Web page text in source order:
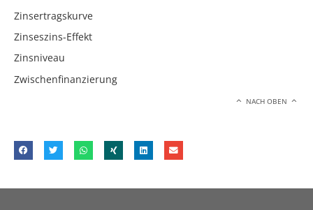
Zinsertragskurve
Zinseszins-Effekt
Zinsniveau
Zwischenfinanzierung
NACH OBEN